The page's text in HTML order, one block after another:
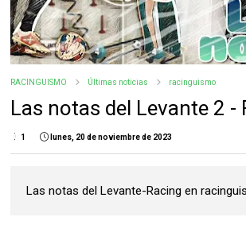
RACINGUISMO Últimas noticias racinguismo
Las notas del Levante 2 -
1 lunes, 20 de noviembre de 2023
Las notas del Levante-Racing en